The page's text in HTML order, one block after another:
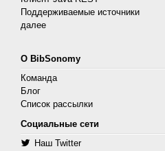
Поддерживаемые источники
далее
О BibSonomy
Команда
Блог
Список рассылки
Социальные сети
Наш Twitter